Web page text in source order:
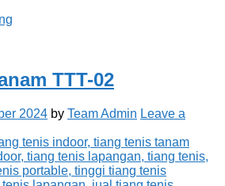
TTT-02
2024 by Team Admin Leave a